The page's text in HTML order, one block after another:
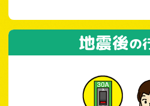
地震後の